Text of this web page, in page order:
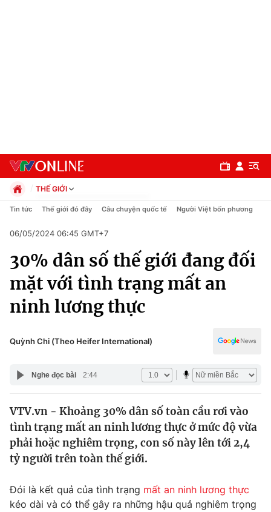
Chuyên mục
Chính trị
Xã hội
Pháp luật
Y tế
Thế giới
Tin tức
Thế giới đó đây
Câu chuyện quốc tế
Kinh tế
Thị trường
Dữ liệu và đời sống
THẾ GIỚI
Chính trị
Pháp luật
Kinh tế
Thể thao
Truyền hình
Văn hóa - Giải trí
Công nghệ
Tin tức Thế giới đó đây Câu chuyện quốc tế Người Việt bốn phương
06/05/2024 06:45 GMT+7
30% dân số thế giới đang đối
mặt với tình trạng mất an
ninh lương thực
Quỳnh Chi (Theo Heifer International)
Nghe đọc bài 2:44
VTV.vn - Khoảng 30% dân số toàn cầu rơi vào
tình trạng mất an ninh lương thực ở mức độ vừa
phải hoặc nghiêm trọng, con số này lên tới 2,4
tỷ người trên toàn thế giới.
Đói là kết quả của tình trạng mất an ninh lương thực
kéo dài và có thể gây ra những hậu quả nghiêm trọng